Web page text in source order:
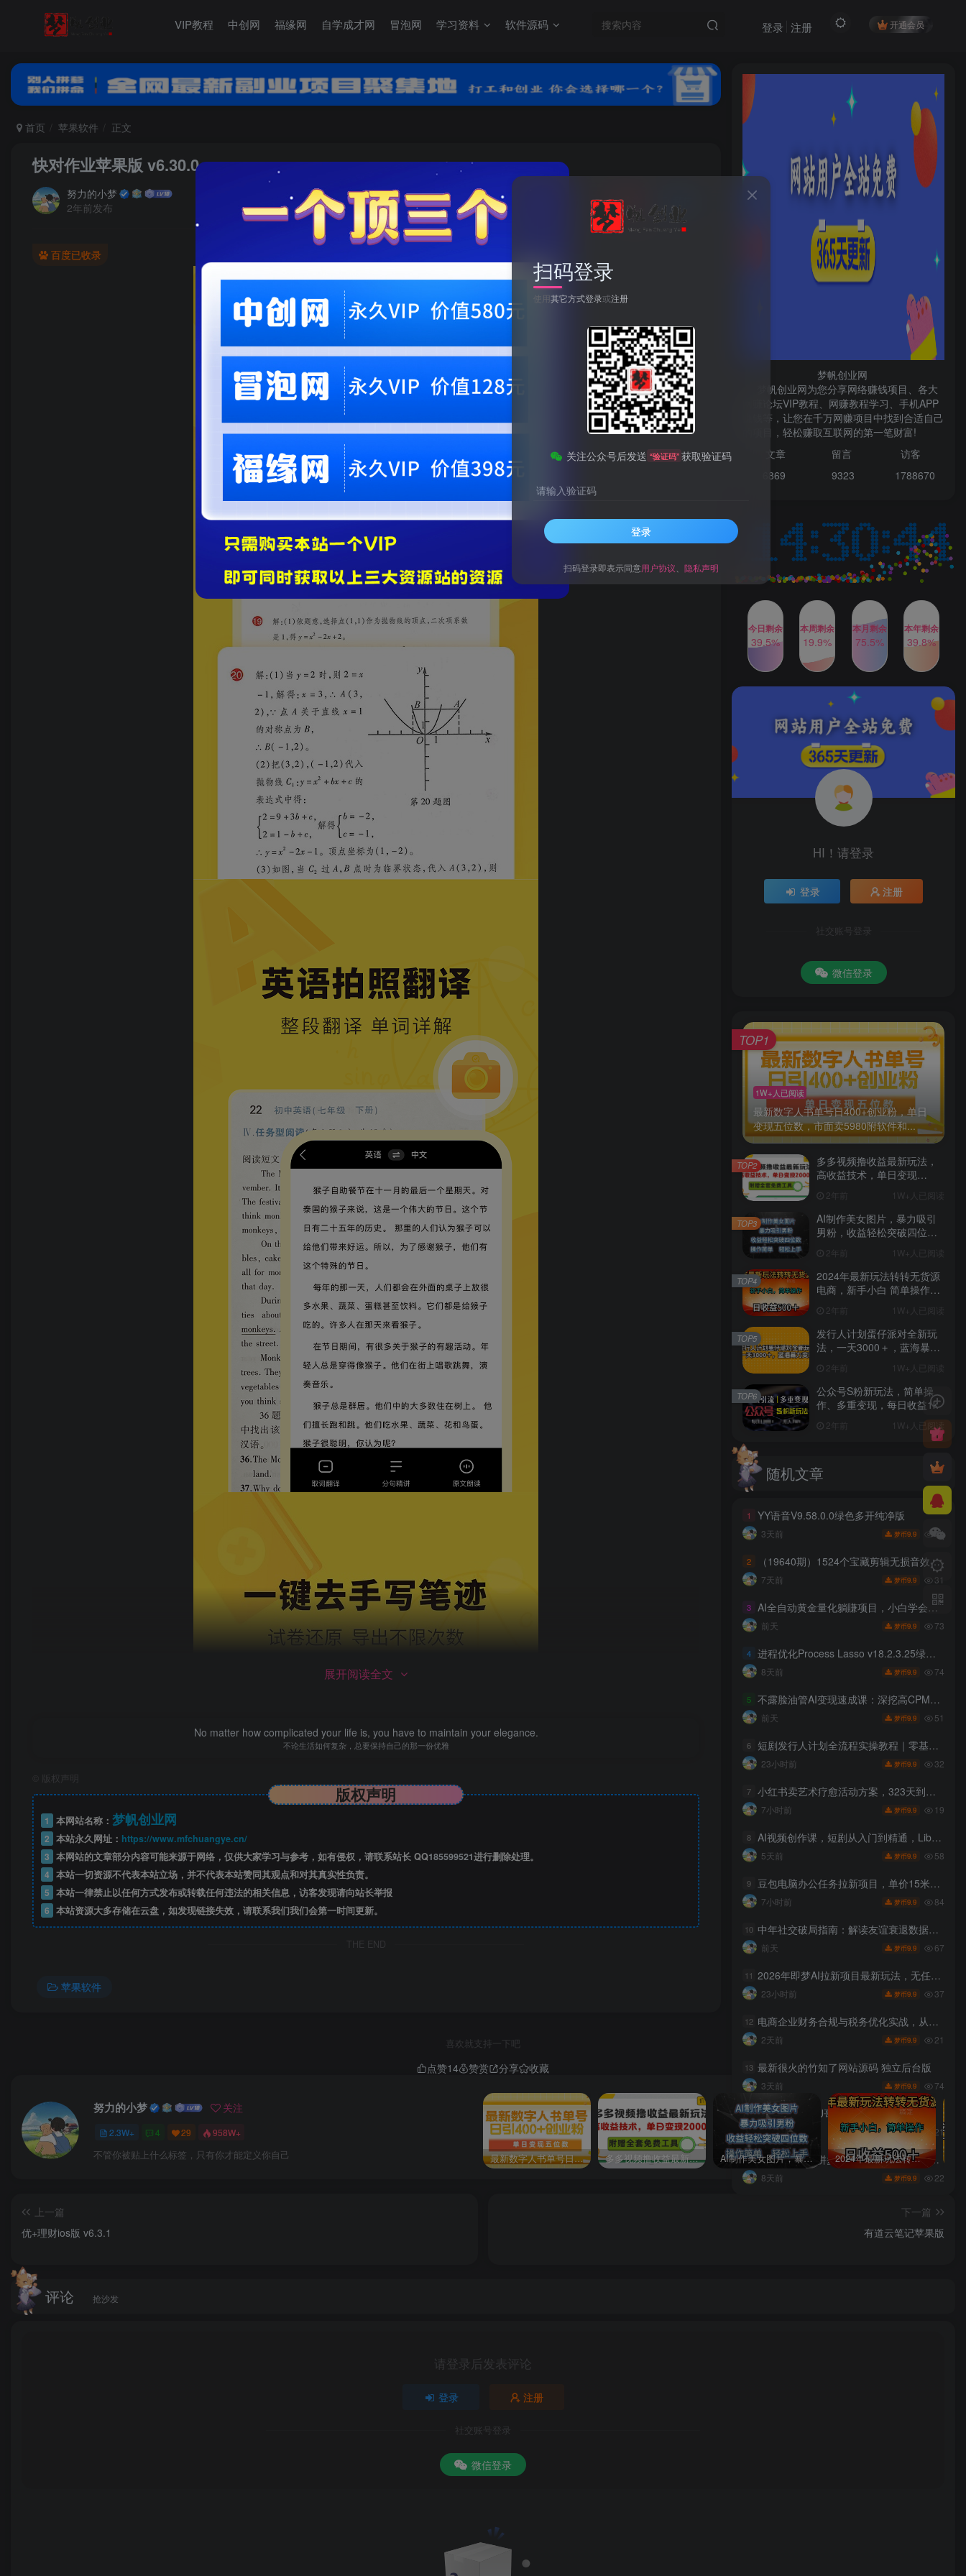
VIP教程 中创网 福缘网 自学成才网 冒泡网 学习资料 软件源码 开通会员
登录 注册
首页 苹果软件 正文
快对作业苹果版 v6.30.0
努力的小梦
2年前发布
关注
0 244 14
百度已收录
展开阅读全文
No matter how complicated your life is, you have to maintain your elegance.
不论生活如何复杂，总要保持自己的那一份优雅
版权声明
版权声明
1 本网站名称： 梦帆创业网
2 本站永久网址： https://www.mfchuangye.cn/
3 本网站的文章部分内容可能来源于网络，仅供大家学习与参考，如有侵权，请联系站长 QQ185599521进行删除处理。
4 本站一切资源不代表本站立场，并不代表本站赞同其观点和对其真实性负责。
5 本站一律禁止以任何方式发布或转载任何违法的相关信息，访客发现请向站长举报
6 本站资源大多存储在云盘，如发现链接失效，请联系我们我们会第一时间更新。
THE END
苹果软件
喜欢就支持一下吧
点赞14 赞赏 分享 收藏
努力的小梦 关注
2.3W+ 4 29 958W+
不管你被贴上什么标签，只有你才能定义你自己 最新数字人书单号日400+创业粉，单日变现五位数，市面卖5980附软件和详… 多多视频撸收益最新玩法，高收益技术，单日变现2000+，附赠全套技术资料 AI制作美女图片，暴力吸引男粉，收益轻松突破四位数，操作简单 上手难度低 2024年最新玩法转转无货源电商，新手小白 简单操作，长期稳定 日收入500＋
上一篇
优+理财ios版 v6.3.1
下一篇
有道云笔记苹果版
评论 抢沙发
请登录后发表评论
登录 注册
社交账号登录
微信登录
HI！请登录
登录
1W+人已阅读
多多视频撸收益最新玩法，
高收益技术，单日变现
2000+，附赠全套技术资料
2年前 1W+人已阅读
AI制作美女图片，暴力吸引
男粉，收益轻松突破四位
数，操作简单 上手难度低
2年前 1W+人已阅读
TOP3
2024年最新玩法转转无货源
电商，新手小白 简单操作，
长期稳定 日收入500＋
2年前 1W+人已阅读
TOP4
发行人计划蛋仔派对全新玩
法，一天3000＋，蓝海暴力
变现2年前
公众号S粉新玩法，简单操
作、多重变现，每日收益1k
2年前
TOP6
梦帆创业网
梦帆创业网为您分享网络赚钱项目、各大
网赚论坛VIP教程、网赚教程学习、手机APP
赚钱等，让您在千万网赚项目中找到合适自己
的项目，轻松赚取互联网的第一笔财富!
文章 留言 访客
6869 9323 1788670
今日剩余
39.5%
本周剩余
19.9%
本月剩余
75.5%
本年剩余
39.8%
HI！请登录
登录 注册
社交账号登录
微信登录
1W+人已阅读
最新数字人书单号日400+创业粉，单日
变现五位数，市面卖5980附软件和...
TOP1
多多视频撸收益最新玩法，
高收益技术，单日变现
2年前 1W+人已阅读
TOP2
AI制作美女图片，暴力吸引
男粉，收益轻松突破四位
2年前 1W+人已阅读
TOP3
2024年最新玩法转转无货源
电商，新手小白 简单操作，
2年前 1W+人已阅读
TOP4
发行人计划蛋仔派对全新玩
法，一天3000＋，蓝海暴力
2年前 1W+人已阅读
TOP5
公众号S粉新玩法，简单操
作、多重变现，每日收益1k
2年前 1W+人已阅读
TOP6
随机文章
1 YY语音V9.58.0.0绿色多开纯净版
3天前 梦币9.9 44
2 （19640期）1524个宝藏剪辑无损音效！日常常见工具音效包，含扳手、剪刀、锯, 泵, 斧头，锤子工具等，中文分类
7天前 梦币9.9 31
3 AI全自动黄金量化躺賺项目，小白学会当天学会，24小时自动运行，月入2W！【揭秘】
前天 梦币9.9 73
4 进程优化Process Lasso v18.2.3.25绿色版
8天前 梦币9.9 74
5 不露脸油管AI变现速成课：深挖高CPM盈利领域，零出镜打造YouTube稳定收益账号
前天 梦币9.9 51
6 短剧发行人计划全流程实操教程｜零基础账号定位、选剧剪辑、视频制作、发布优化一站式出单变现课
23小时前 梦币9.9 32
7 小红书卖艺术疗愈活动方案，323天到手12w+，有需求就有市场
7小时前 梦币9.9 19
8 AI视频创作课，短剧从入门到精通，LibTV出品，零基础新手一学就会
5天前 梦币9.9 58
9 豆包电脑办公任务拉新项目，单价15米，最近很多人爆单，收入好几W，转化率超高，达人闭眼冲！（更新0808）
7小时前 梦币9.9 84
10 中年社交破局指南：解读友谊衰退数据，理清35岁后难交真心朋友的根源
前天 梦币9.9 67
11 2026年即梦AI拉新项目最新玩法，无任何门槛，操作非常简单，人人都可做，拉新佣金最高13米每单（更新08月07日）
23小时前 梦币9.9 37
12 电商企业财务合规与税务优化实战，从行业合规大势切入，系统梳理增值税、企业所得税、个税等全税种要点
2天前 梦币9.9 21
13 最新很火的竹知了网站源码 独立后台版
3天前 梦币9.9 74
14 （19705期）U哥自媒体训练营，起号搞流量，做爆款，培养做自媒体能力
3天前 梦币9.9 21
15 （19626期）拼多多SVIP实操课-26年7月，截流卡大促+无痕涨价+无限群爆款+AI赋能爆单新玩法，带你打爆店铺
8天前 梦币9.9 22
扫码登录
使用其它方式登录或注册
关注公众号后发送 “验证码” 获取验证码
请输入验证码
登录
扫码登录即表示同意用户协议 隐私声明